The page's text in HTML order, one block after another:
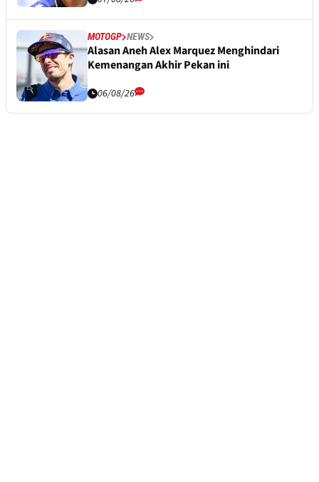
MOTOGP NEWS
Alasan Aneh Alex Marquez Menghindari
Kemenangan Akhir Pekan ini
06/08/26